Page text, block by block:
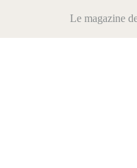
Le magazine